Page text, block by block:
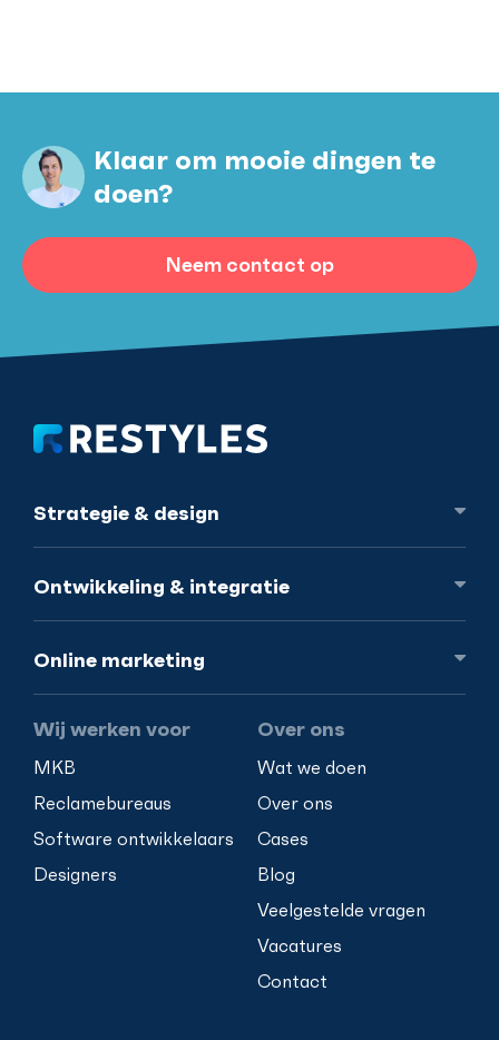
Klaar om mooie dingen te
doen?
Neem contact op
Strategie & design
Ontwikkeling & integratie
Online marketing
Wij werken voor
MKB
Reclamebureaus
Software ontwikkelaars
Designers
Over ons
Wat we doen
Over ons
Cases
Blog
Veelgestelde vragen
Vacatures
Contact